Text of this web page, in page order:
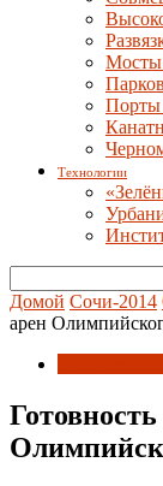
Мосты
Технологии
Домой Сочи-2014
арен